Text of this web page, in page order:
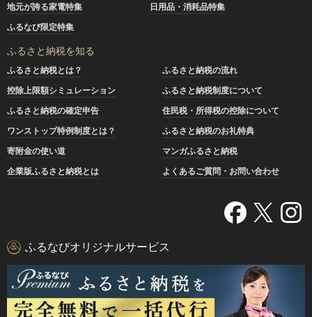
地元が誇る家電特集
日用品・消耗品特集
ふるなび限定特集
ふるさと納税を知る
ふるさと納税とは？
ふるさと納税の流れ
控除上限額シミュレーション
ふるさと納税制度について
ふるさと納税の確定申告
住民税・所得税の控除について
ワンストップ特例制度とは？
ふるさと納税のお礼特典
寄附金の使い道
マンガふるさと納税
企業版ふるさと納税とは
よくあるご質問・お問い合わせ
ふるなびオリジナルサービス